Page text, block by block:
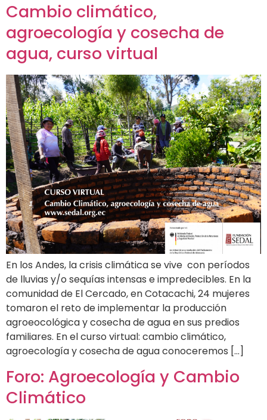
Cambio climático,
agroecología y cosecha de
agua, curso virtual
En los Andes, la crisis climática se vive con períodos
de lluvias y/o sequías intensas e impredecibles. En la
comunidad de El Cercado, en Cotacachi, 24 mujeres
tomaron el reto de implementar la producción
agroeocológica y cosecha de agua en sus predios
familiares. En el curso virtual: cambio climático,
agroecología y cosecha de agua conoceremos […]
Foro: Agroecología y Cambio
Climático